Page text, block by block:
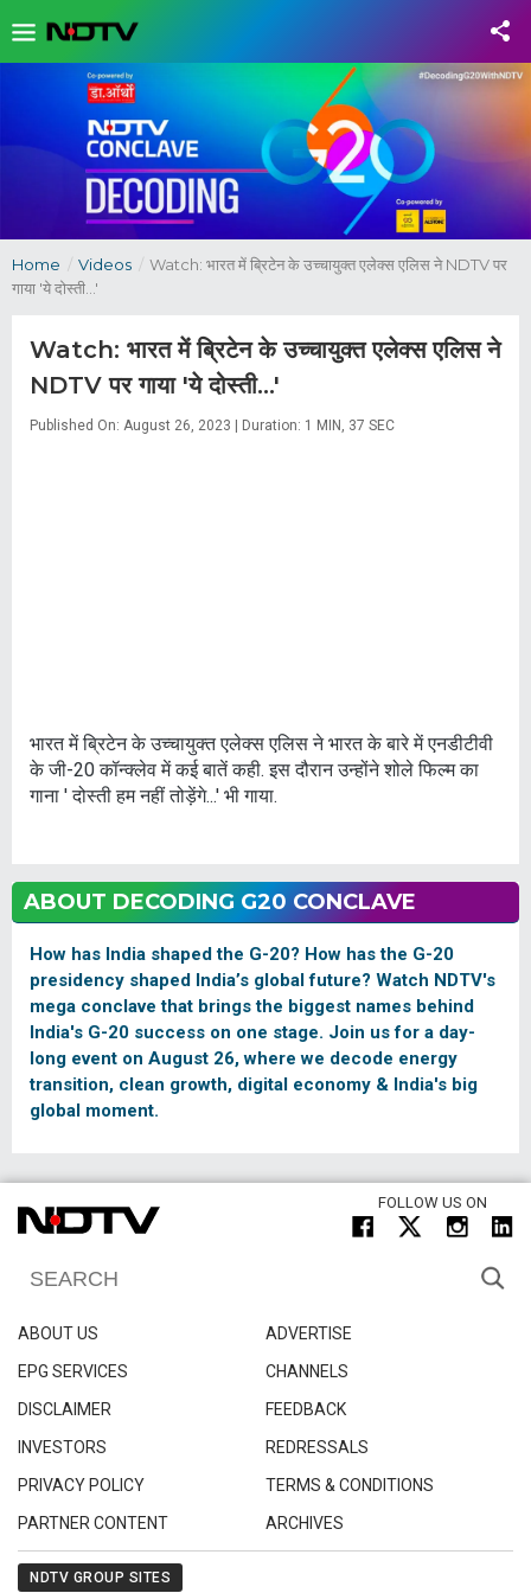
Home / Videos / Watch: भारत में ब्रिटेन के उच्‍चायुक्‍त एलेक्स एलिस ने NDTV पर
गाया 'ये दोस्ती...'
Watch: भारत में ब्रिटेन के उच्‍चायुक्‍त एलेक्स एलिस ने
NDTV पर गाया 'ये दोस्ती...'
Published On: August 26, 2023 | Duration: 1 MIN, 37 SEC
भारत में ब्रिटेन के उच्‍चायुक्‍त एलेक्स एलिस ने भारत के बारे में एनडीटीवी
के जी-20 कॉन्‍क्‍लेव में कई बातें कही. इस दौरान उन्‍होंने शोले फिल्‍म का
गाना ' दोस्‍ती हम नहीं तोड़ेंगे...' भी गाया.
ABOUT DECODING G20 CONCLAVE
How has India shaped the G-20? How has the G-20
presidency shaped India’s global future? Watch NDTV's
mega conclave that brings the biggest names behind
India's G-20 success on one stage. Join us for a day-
long event on August 26, where we decode energy
transition, clean growth, digital economy & India's big
global moment.
FOLLOW US ON
ABOUT US
ADVERTISE
EPG SERVICES
CHANNELS
DISCLAIMER
FEEDBACK
INVESTORS
REDRESSALS
PRIVACY POLICY
TERMS & CONDITIONS
PARTNER CONTENT
ARCHIVES
NDTV GROUP SITES